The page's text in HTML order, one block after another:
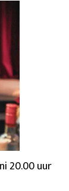
20.00 uur